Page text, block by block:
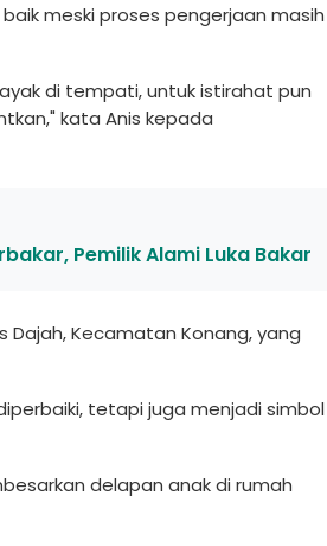
meski proses pengerjaan masih
di tempati, untuk istirahat pun
kata Anis kepada
Pemilik Alami Luka Bakar
Dajah, Kecamatan Konang, yang
tetapi juga menjadi simbol
delapan anak di rumah